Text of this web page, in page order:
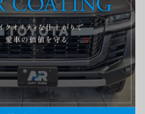
一覧に戻る 次のページ >
関連タグ
#アルファード #グラヴィス